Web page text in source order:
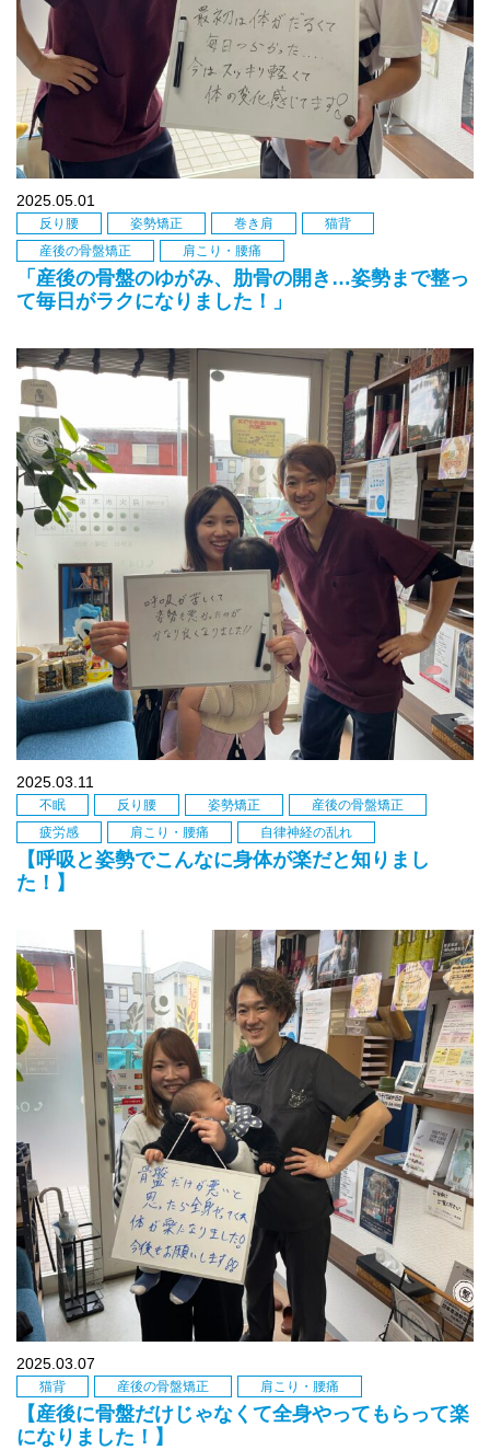
2025.05.01
反り腰 姿勢矯正 巻き肩
猫背
産後の骨盤矯正
肩こり・腰痛
「産後の骨盤のゆがみ、肋骨の開き…姿勢まで整っ
て毎日がラクになりました！」
2025.03.11
不眠 反り腰 姿勢矯正
産後の骨盤矯正
疲労感
肩こり・腰痛 自律神経の乱れ
【呼吸と姿勢でこんなに身体が楽だと知りまし
た！】
2025.03.07
猫背 産後の骨盤矯正 肩こり・腰痛
【産後に骨盤だけじゃなくて全身やってもらって楽
になりました！】